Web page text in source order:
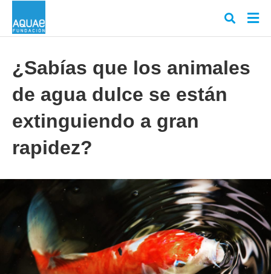
¿Sabías que los animales
de agua dulce se están
extinguiendo a gran
rapidez?